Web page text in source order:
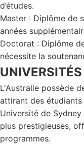
d’études.
Master : Diplôme de
années
Doctorat : Diplôme
nécessite la
UNIVERSITÉS
L'Australie possède
attirant des étudiants
Université de
plus prestigieuses,
programmes.